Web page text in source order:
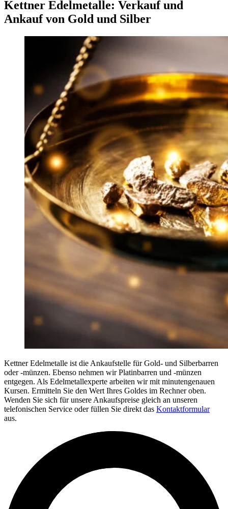
Kettner Edelmetalle: Verkauf und
Ankauf von Gold und Silber
Kettner Edelmetalle ist die Ankaufstelle für Gold- und Silberbarren
oder -münzen. Ebenso nehmen wir Platinbarren und -münzen
entgegen. Als Edelmetallexperte arbeiten wir mit minutengenauen
Kursen. Ermitteln Sie den Wert Ihres Goldes im Rechner oben.
Wenden Sie sich für unsere Ankaufspreise gleich an unseren
telefonischen Service oder füllen Sie direkt das Kontaktformular
aus.